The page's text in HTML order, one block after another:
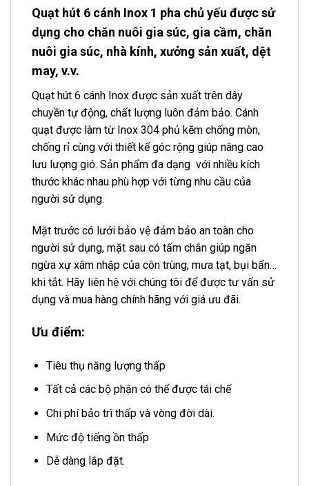
Quạt hút 6 cánh Inox 1 pha chủ yếu được sử
dụng cho chăn nuôi gia súc, gia cầm, chăn
nuôi gia súc, nhà kính, xưởng sản xuất, dệt
may, v.v.
Quạt hút 6 cánh Inox được sản xuất trên dây
chuyền tự động, chất lượng luôn đảm bảo. Cánh
quạt được làm từ Inox 304 phủ kẽm chống mòn,
chống rỉ cùng với thiết kế góc rộng giúp nâng cao
lưu lượng gió. Sản phẩm đa dạng với nhiều kích
thước khác nhau phù hợp với từng nhu cầu của
người sử dụng.
Mặt trước có lưới bảo vệ đảm bảo an toàn cho
người sử dụng, mặt sau có tấm chắn giúp ngăn
ngừa xự xâm nhập của côn trùng, mưa tạt, bụi bẩn…
khi tắt. Hãy liên hệ với chúng tôi để được tư vấn sử
dụng và mua hàng chính hãng với giá ưu đãi.
Ưu điểm:
Tiêu thụ năng lượng thấp
Tất cả các bộ phận có thể được tái chế
Chi phí bảo trì thấp và vòng đời dài.
Mức độ tiếng ồn thấp
Dễ dàng lắp đặt.